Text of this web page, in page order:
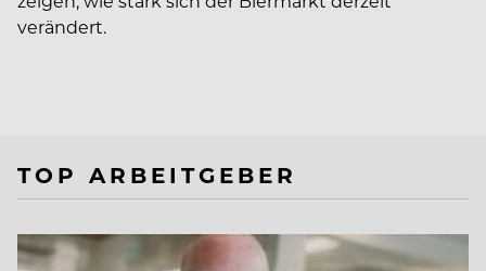
verändert.
TOP ARBEITGEBER